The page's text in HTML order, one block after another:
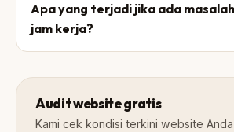
Apa yang terjadi jika ada
jam kerja?
Audit website gratis
Kami cek kondisi terkini website